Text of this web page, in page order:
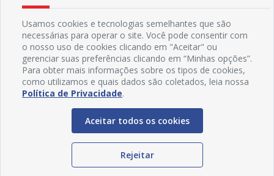
Redes Sociais
Usamos cookies e tecnologias semelhantes que são
necessárias para operar o site. Você pode consentir com
o nosso uso de cookies clicando em "Aceitar" ou
gerenciar suas preferências clicando em “Minhas opções”.
Para obter mais informações sobre os tipos de cookies,
como utilizamos e quais dados são coletados, leia nossa
Política de Privacidade.
Aceitar todos os cookies
Rejeitar